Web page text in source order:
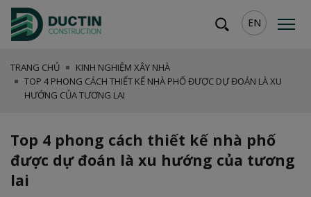
EN
TRANG CHỦ
KINH NGHIỆM XÂY NHÀ
TOP 4 PHONG CÁCH THIẾT KẾ NHÀ PHỐ ĐƯỢC DỰ ĐOÁN LÀ XU
HƯỚNG CỦA TƯƠNG LAI
Top 4 phong cách thiết kế nhà phố
được dự đoán là xu hướng của tương
lai